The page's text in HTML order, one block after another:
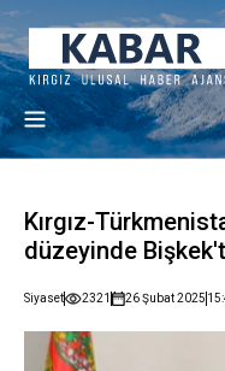
Kırgız-
düzeyinde
Siyaset 2321 26 Şubat 2025